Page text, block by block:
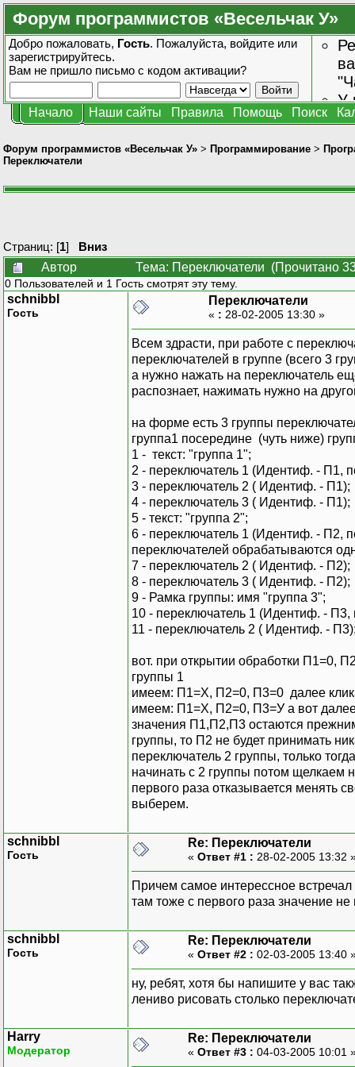
Форум программистов «Весельчак У»
Добро пожаловать, Гость. Пожалуйста, войдите или
зарегистрируйтесь.
Вам не пришло письмо с кодом активации?
У
Начало Наши сайты Правила Помощь Поиск
Форум программистов «Весельчак У» > Программирование >
Переключатели
Страниц: [1] Вниз
Автор
Тема: Переключатели (Прочитано
0 Пользователей и 1 Гость смотрят эту тему.
schnibbl
Гость
Переключатели
« : 28-02-2005 13:30 »
Всем здрасти, при работе с
переключателей в группе (всего 3
а нужно нажать на переключатель
распознает, нажимать нужно на
на форме есть 3 группы
группа1 посередине (чуть ниже)
1 - текст: "группа 1";
2 - переключатель 1 (Идентиф. - П1,
3 - переключатель 2 ( Идентиф. - П1);
4 - переключатель 3 ( Идентиф. - П1);
5 - текст: "группа 2";
6 - переключатель 1 (Идентиф. -
переключателей обрабатываются
7 - переключатель 2 ( Идентиф. - П2);
8 - переключатель 3 ( Идентиф. - П2);
9 - Рамка группы: имя "группа 3";
10 - переключатель 1 (Идентиф. -
11 - переключатель 2 ( Идентиф. -
вот. при открытии обработки П1=0,
группы 1
имеем: П1=Х, П2=0, П3=0 далее
имеем: П1=Х, П2=0, П3=У а вот
значения П1,П2,П3 остаются
группы, то П2 не будет принимать
переключатель 2 группы, только
начинать с 2 группы потом щелкаем
первого раза отказывается менять
выберем.
schnibbl
Гость
Re: Переключатели
« Ответ #1 : 28-02-2005 13:32
Причем самое интерессное
там тоже с первого раза значение
schnibbl
Гость
Re: Переключатели
« Ответ #2 : 02-03-2005 13:40
ну, ребят, хотя бы напишите у вас
лениво рисовать столько
Harry
Модератор
Re: Переключатели
« Ответ #3 : 04-03-2005 10:01